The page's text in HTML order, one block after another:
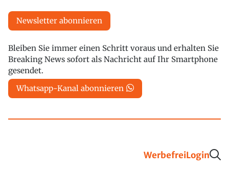
Newsletter abonnieren
Bleiben Sie immer einen Schritt voraus und erhalten Sie
Breaking News sofort als Nachricht auf Ihr Smartphone
gesendet.
Whatsapp-Kanal abonnieren
WerbefreiLogin